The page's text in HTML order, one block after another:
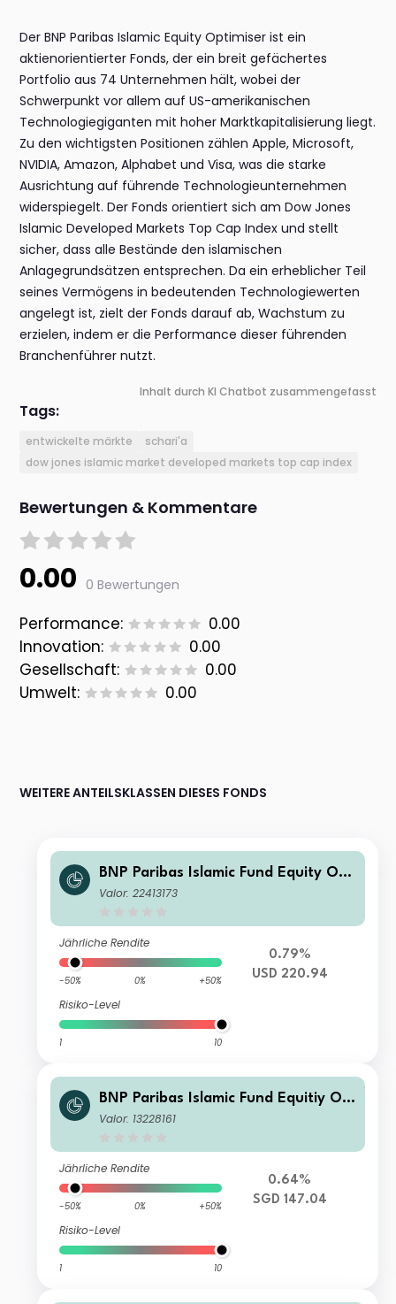
Der BNP Paribas Islamic Equity Optimiser ist ein
aktienorientierter Fonds, der ein breit gefächertes
Portfolio aus 74 Unternehmen hält, wobei der
Schwerpunkt vor allem auf US-amerikanischen
Technologiegiganten mit hoher Marktkapitalisierung liegt.
Zu den wichtigsten Positionen zählen Apple, Microsoft,
NVIDIA, Amazon, Alphabet und Visa, was die starke
Ausrichtung auf führende Technologieunternehmen
widerspiegelt. Der Fonds orientiert sich am Dow Jones
Islamic Developed Markets Top Cap Index und stellt
sicher, dass alle Bestände den islamischen
Anlagegrundsätzen entsprechen. Da ein erheblicher Teil
seines Vermögens in bedeutenden Technologiewerten
angelegt ist, zielt der Fonds darauf ab, Wachstum zu
erzielen, indem er die Performance dieser führenden
Branchenführer nutzt.
Inhalt durch KI Chatbot zusammengefasst
Tags:
entwickelte märkte
schari'a
dow jones islamic market developed markets top cap index
Bewertungen & Kommentare
0.00 0 Bewertungen
Performance:
0.00
Innovation:
0.00
Gesellschaft:
0.00
Umwelt:
0.00
WEITERE ANTEILSKLASSEN DIESES FONDS
BNP Paribas Islamic Fund Equity Opt
imiser Classic-Dis
Valor: 22413173
Jährliche Rendite
-50% 0% +50%
Risiko-Level
1 10
0.79%
USD 220.94
BNP Paribas Islamic Fund Equitiy Op
timiser Classic SGD-Cap
Valor: 13228161
Jährliche Rendite
-50% 0% +50%
Risiko-Level
1 10
0.64%
SGD 147.04